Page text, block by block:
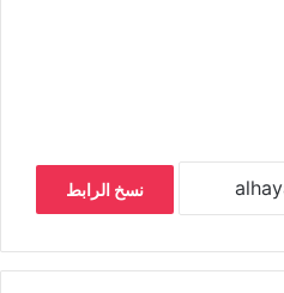
نسخ الرابط